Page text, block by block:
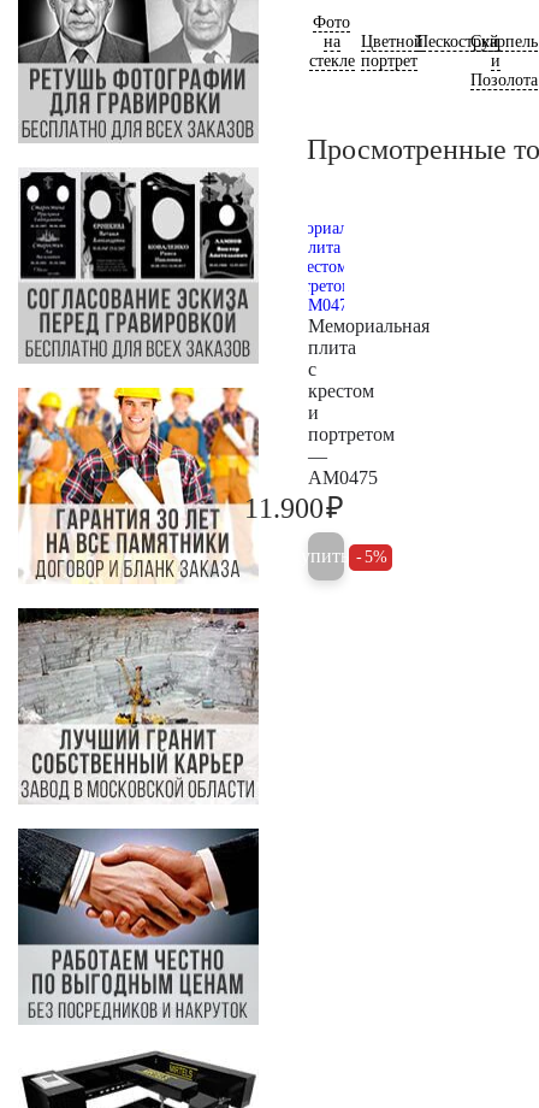
Фото
на
стекле
Цветной
портрет
ПескоструйСкарпель
и
Позолота
Просмотренные
Мемориальная
плита
с
крестом
и
портретом
—
AM0475
11.900₽
Купить 5%